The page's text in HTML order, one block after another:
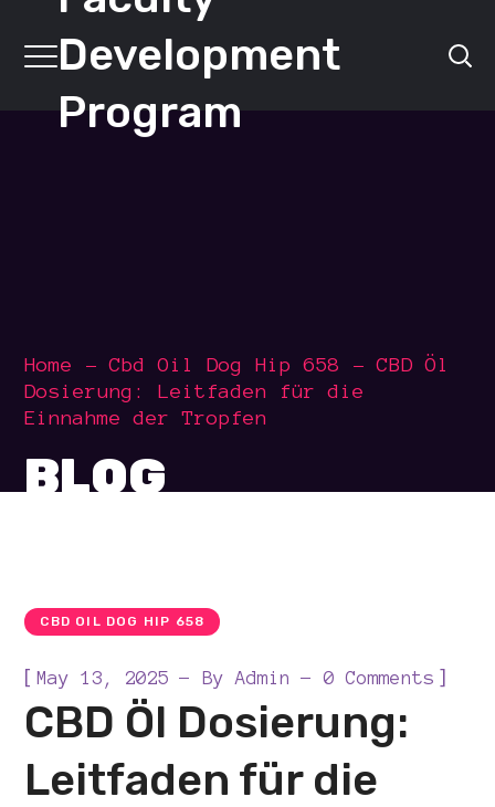
Development
Program
Home Cbd Oil Dog Hip 658
CBD Öl
Dosierung: Leitfaden für die
Einnahme der Tropfen
BLOG
CBD OIL DOG HIP 658
[May 13, 2025 ByAdmin 0 Comments ]
CBD Öl Dosierung:
Leitfaden für die